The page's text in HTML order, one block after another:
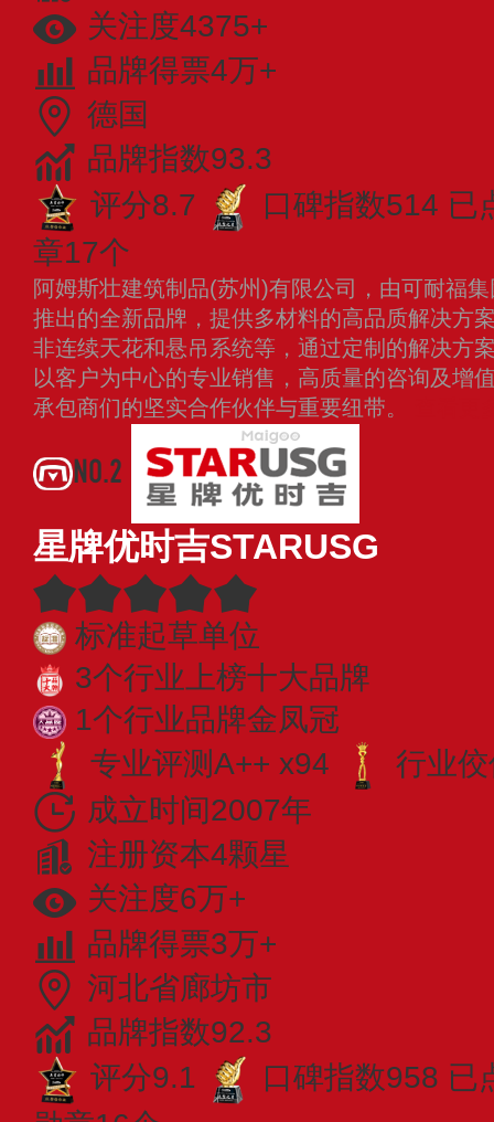
关注度4375+
品牌得票4万+
德国
品牌指数93.3
评分8.7
口碑指数514 已
章17个
阿姆斯壮建筑制品(苏州)有限公司，由可耐福
推出的全新品牌，提供多材料的高品质解决方
非连续天花和悬吊系统等，通过定制的解决方
以客户为中心的专业销售，高质量的咨询及增
承包商们的坚实合作伙伴与重要纽带。
NO.2
星牌优时吉STARUSG
标准起草单位
3个行业上榜十大品牌
1个行业品牌金凤冠
专业​评测A++ x94
行业
成立时间2007年
注册资本4颗星
关注度6万+
品牌得票3万+
河北省廊坊市
品牌指数92.3
评分9.1
口碑指数958 已